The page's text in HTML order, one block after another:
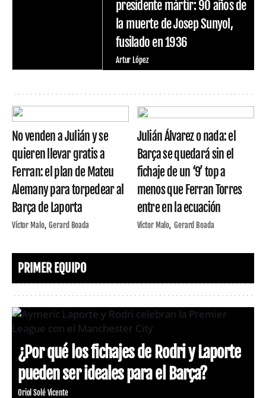
presidente mártir: 90 años de
la muerte de Josep Sunyol,
fusilado en 1936
Artur López
No venden a Julián y se
quieren llevar gratis a
Ferran: el plan de Mateu
Alemany para torpedear al
Barça de Laporta
Víctor Malo Gerard Boada
Julián Álvarez o nada: el
Barça se quedará sin el
fichaje de un ‘9’ top a
menos que Ferran Torres
entre en la ecuación
Víctor Malo Gerard Boada
PRIMER EQUIPO
¿Por qué los fichajes de Rodri y Laporte
pueden ser ideales para el Barça?
Oriol Solé Vicente